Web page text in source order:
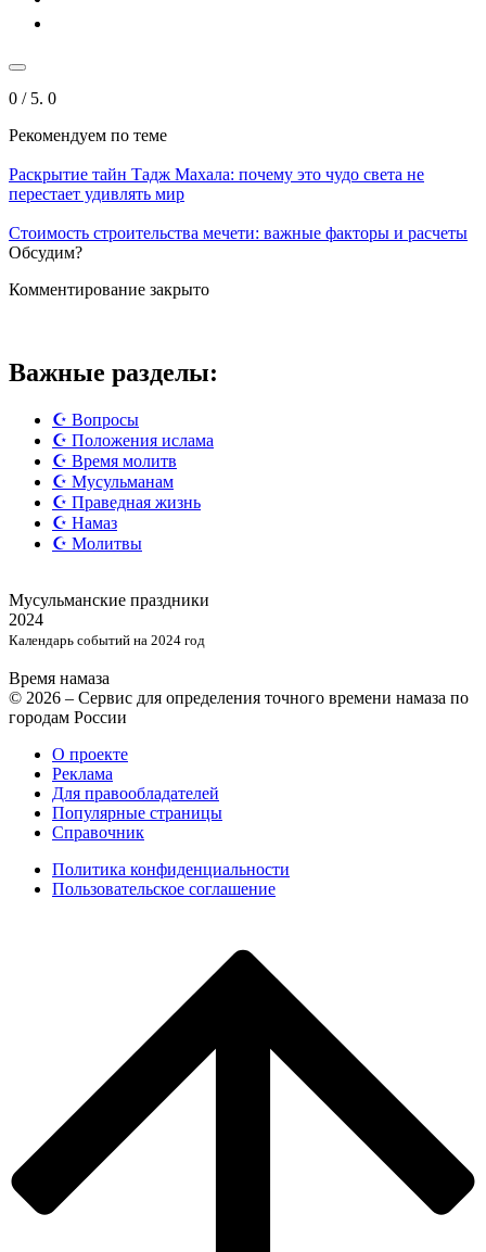
0 / 5. 0
Рекомендуем по теме
Раскрытие тайн Тадж Махала: почему это чудо света не
перестает удивлять мир
Стоимость строительства мечети: важные факторы и расчеты
Обсудим?
Комментирование закрыто
Важные разделы:
☪️ Вопросы
☪️ Положения ислама
☪️ Время молитв
☪️ Мусульманам
☪️ Праведная жизнь
☪️ Намаз
☪️ Молитвы
Мусульманские праздники
2024
Календарь событий на 2024 год
Время намаза
© 2026 – Сервис для определения точного времени намаза по
городам России
О проекте
Реклама
Для правообладателей
Популярные страницы
Справочник
Политика конфиденциальности
Пользовательское соглашение